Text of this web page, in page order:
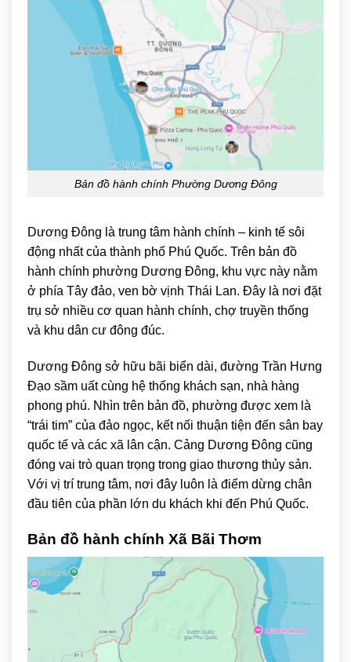
Bản đồ hành chính Phường Dương Đông
Dương Đông là trung tâm hành chính – kinh tế sôi
động nhất của thành phố Phú Quốc. Trên bản đồ
hành chính phường Dương Đông, khu vực này nằm
ở phía Tây đảo, ven bờ vịnh Thái Lan. Đây là nơi đặt
trụ sở nhiều cơ quan hành chính, chợ truyền thống
và khu dân cư đông đúc.
Dương Đông sở hữu bãi biển dài, đường Trần Hưng
Đạo sầm uất cùng hệ thống khách sạn, nhà hàng
phong phú. Nhìn trên bản đồ, phường được xem là
“trái tim” của đảo ngọc, kết nối thuận tiện đến sân bay
quốc tế và các xã lân cận. Cảng Dương Đông cũng
đóng vai trò quan trọng trong giao thương thủy sản.
Với vị trí trung tâm, nơi đây luôn là điểm dừng chân
đầu tiên của phần lớn du khách khi đến Phú Quốc.
Bản đồ hành chính Xã Bãi Thơm